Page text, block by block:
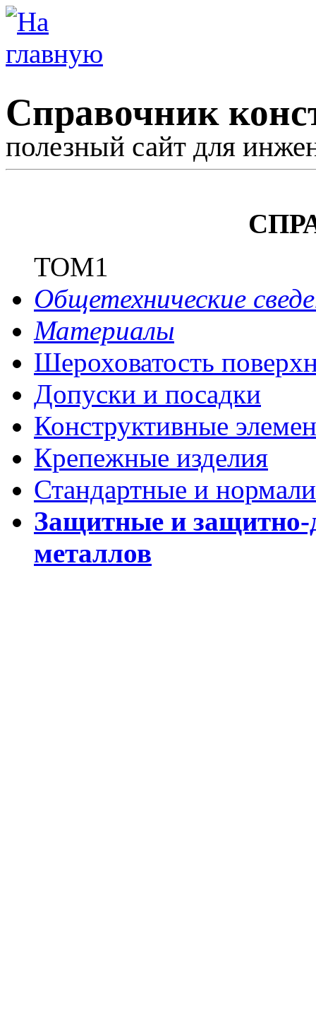
Справочник
полезный сайт для
ТОМ1
Общетехнические
Материалы
Шероховатость
Допуски и посадки
Конструктивные
Крепежные изделия
Стандартные и
Защитные и защитно-
металлов